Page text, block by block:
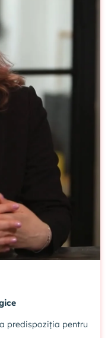
predispoziția pentru